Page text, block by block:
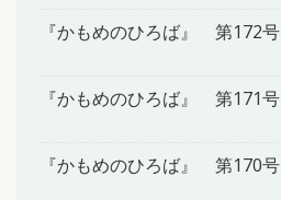
『かもめのひろば』 第172号
『かもめのひろば』 第171号
『かもめのひろば』 第170号